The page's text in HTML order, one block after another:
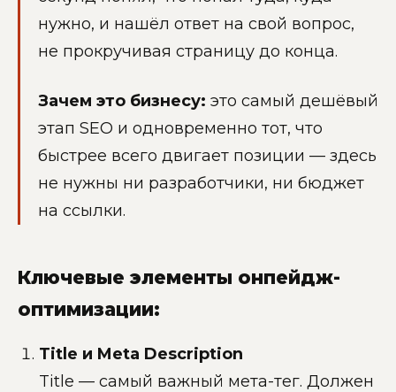
нужно, и нашёл ответ на свой вопрос,
не прокручивая страницу до конца.
Зачем это бизнесу: это самый дешёвый
этап SEO и одновременно тот, что
быстрее всего двигает позиции — здесь
не нужны ни разработчики, ни бюджет
на ссылки.
Ключевые элементы онпейдж-
оптимизации:
Title и Meta Description
Title — самый важный мета-тег. Должен